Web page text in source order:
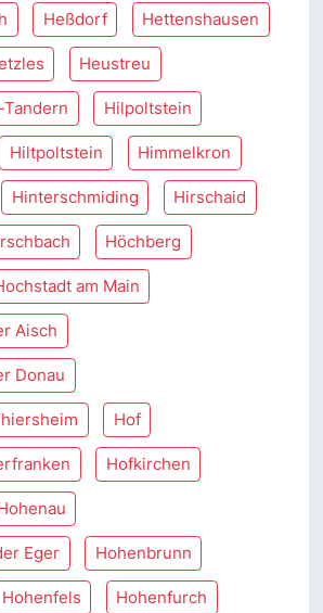
Heßdorf Hettenshausen
Heustreu
Hilpoltstein
Hiltpoltstein Himmelkron
Hinterschmiding Hirschaid
Höchberg
am Main
Aisch
Donau
Hof
Hofkirchen
Eger Hohenbrunn
Hohenfels Hohenfurch